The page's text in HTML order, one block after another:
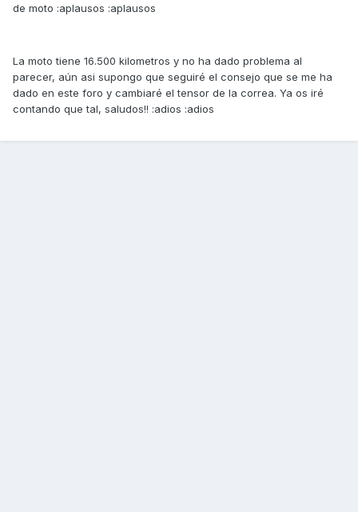
de moto :aplausos :aplausos
La moto tiene 16.500 kilometros y no ha dado problema al
parecer, aún asi supongo que seguiré el consejo que se me ha
dado en este foro y cambiaré el tensor de la correa. Ya os iré
contando que tal, saludos!! :adios :adios